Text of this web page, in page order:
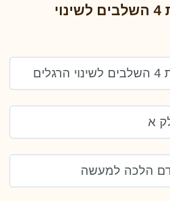
שיעור 6 - תכנית 4 השלבים לשינוי
הלכה למעשה